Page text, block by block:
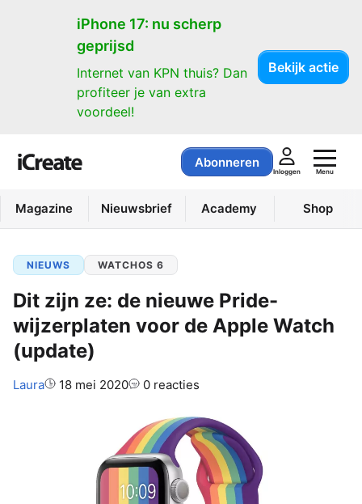
iPhone 17: nu scherp
geprijsd
Internet van KPN thuis? Dan
profiteer je van extra
voordeel!
Bekijk actie
Abonneren
Inloggen Menu
Magazine Nieuwsbrief Academy Shop
NIEUWS WATCHOS 6
Dit zijn ze: de nieuwe Pride-
wijzerplaten voor de Apple Watch
(update)
Auteur:
Laura 18 mei 2020 0 reacties